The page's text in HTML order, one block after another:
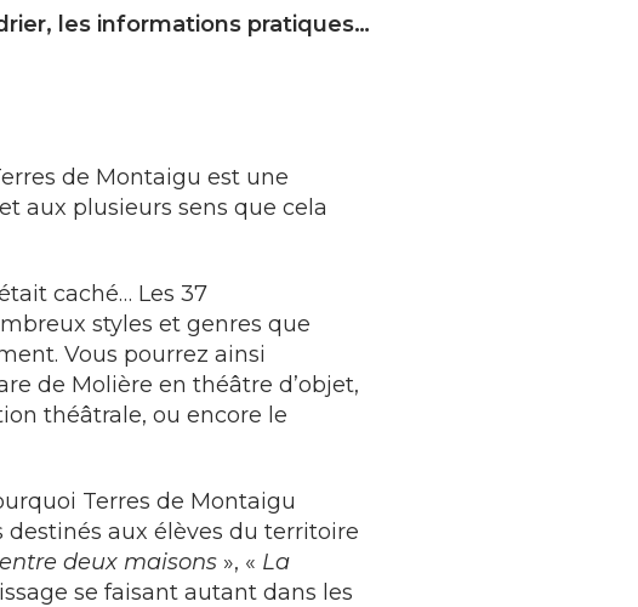
les informations pratiques…
de Montaigu est une
aux plusieurs sens que cela
caché… Les 37
styles et genres que
Vous pourrez ainsi
de Molière en théâtre d’objet,
théâtrale, ou encore le
Terres de Montaigu
aux élèves du territoire
deux maisons», « La
se faisant autant dans les